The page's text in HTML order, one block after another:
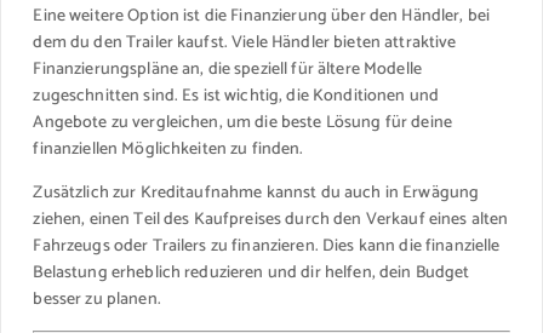
Eine weitere Option ist die Finanzierung über den Händler, bei
dem du den Trailer kaufst. Viele Händler bieten attraktive
Finanzierungspläne an, die speziell für ältere Modelle
zugeschnitten sind. Es ist wichtig, die Konditionen und
Angebote zu vergleichen, um die beste Lösung für deine
finanziellen Möglichkeiten zu finden.
Zusätzlich zur Kreditaufnahme kannst du auch in Erwägung
ziehen, einen Teil des Kaufpreises durch den Verkauf eines alten
Fahrzeugs oder Trailers zu finanzieren. Dies kann die finanzielle
Belastung erheblich reduzieren und dir helfen, dein Budget
besser zu planen.